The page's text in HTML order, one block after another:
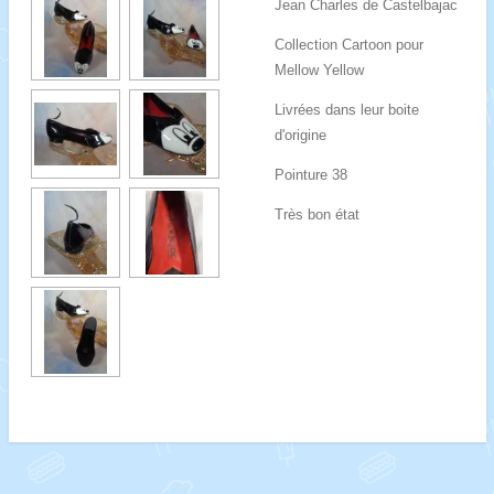
Jean Charles de Castelbajac
Collection Cartoon pour
Mellow Yellow
Livrées dans leur boite
d'origine
Pointure 38
Très bon état